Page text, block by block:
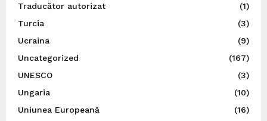
Traducător autorizat
(1)
Turcia
(3)
Ucraina
(9)
Uncategorized
(167)
UNESCO
(3)
Ungaria
(10)
Uniunea Europeană
(16)